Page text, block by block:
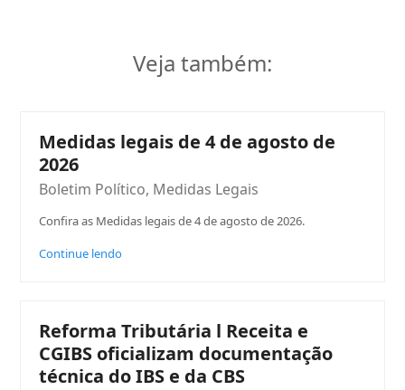
Veja também:
Medidas legais de 4 de agosto de
2026
Boletim Político, Medidas Legais
Confira as Medidas legais de 4 de agosto de 2026.
Continue lendo
Reforma Tributária l Receita e
CGIBS oficializam documentação
técnica do IBS e da CBS